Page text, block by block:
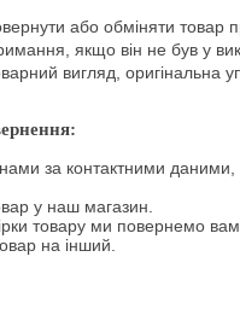
або обміняти товар
якщо він не був у
вигляд, оригінальна
нами за контактними
у наш магазин.
товару ми повернемо
на інший.